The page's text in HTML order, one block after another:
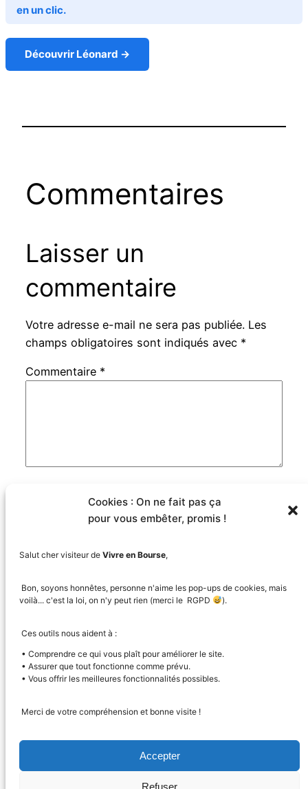
Cookies : On ne fait pas ça
pour vous embêter, promis !
Salut cher visiteur de Vivre en Bourse,
Bon, soyons honnêtes, personne n'aime les pop-ups de cookies, mais
voilà... c'est la loi, on n'y peut rien (merci le RGPD
).
Ces outils nous aident à :
• Comprendre ce qui vous plaît pour améliorer le site.
• Assurer que tout fonctionne comme prévu.
• Vous offrir les meilleures fonctionnalités possibles.
Merci de votre compréhension et bonne visite !
Accepter
Refuser
en un clic.
Découvrir Léonard →
Commentaires
Laisser un
commentaire
Votre adresse e-mail ne sera pas publiée. Les
champs obligatoires sont indiqués avec *
Commentaire *
Enregistrer mon nom, mon e-mail et mon site
commentaire.
commentaires par e-mail.
Prévenez-moi de tous les nouveaux articles